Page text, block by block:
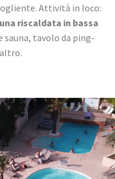
Attività in loco:
riscaldata in bassa
sauna, tavolo da ping-